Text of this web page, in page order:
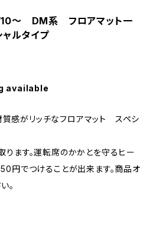
〜 DM系 フロアマット一
ルタイプ
available
感がリッチなフロアマット スペシ
ります。運転席のかかとを守るヒー
円でつけることが出来ます。商品オ
。